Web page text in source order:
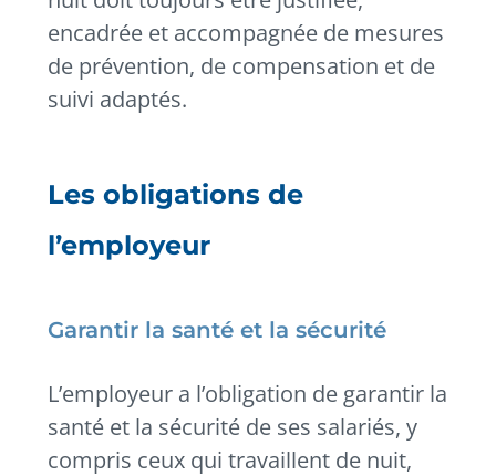
encadrée et accompagnée de mesures
de prévention, de compensation et de
suivi adaptés.
Les obligations de
l’employeur
Garantir la santé et la sécurité
L’employeur a l’obligation de garantir la
santé et la sécurité de ses salariés, y
compris ceux qui travaillent de nuit,